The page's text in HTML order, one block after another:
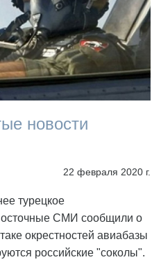
новости
22 февраля 2020 г.
турецкое
СМИ сообщили о
окрестностей авиабазы
российские "соколы".